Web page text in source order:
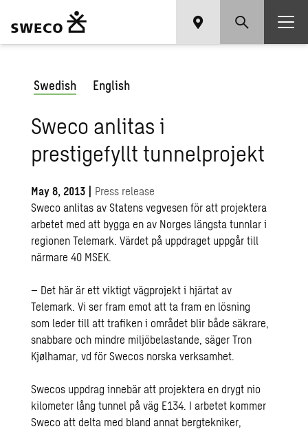
Swedish English
Sweco anlitas i
prestigefyllt tunnelprojekt
May 8, 2013 | Press release
Sweco anlitas av Statens vegvesen för att projektera
arbetet med att bygga en av Norges längsta tunnlar i
regionen Telemark. Värdet på uppdraget uppgår till
närmare 40 MSEK.
– Det här är ett viktigt vägprojekt i hjärtat av
Telemark. Vi ser fram emot att ta fram en lösning
som leder till att trafiken i området blir både säkrare,
snabbare och mindre miljöbelastande, säger Tron
Kjølhamar, vd för Swecos norska verksamhet.
Swecos uppdrag innebär att projektera en drygt nio
kilometer lång tunnel på väg E134. I arbetet kommer
Sweco att delta med bland annat bergtekniker,